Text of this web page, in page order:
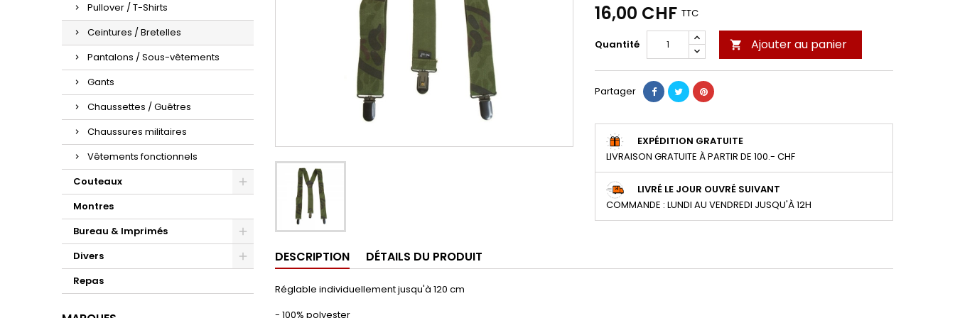
Pullover / T-Shirts
Ceintures / Bretelles
Pantalons / Sous-vêtements
Gants
Chaussettes / Guêtres
Chaussures militaires
Vêtements fonctionnels
Couteaux
Montres
Bureau & Imprimés
Divers
Repas
16,00 CHF TTC
Quantité  Ajouter au panier
Partager
EXPÉDITION GRATUITE
LIVRAISON GRATUITE À PARTIR DE 100.- CHF
LIVRÉ LE JOUR OUVRÉ SUIVANT
COMMANDE : LUNDI AU VENDREDI JUSQU'À 12H
DESCRIPTION DÉTAILS DU PRODUIT
Réglable individuellement jusqu'à 120 cm
- 100% polyester